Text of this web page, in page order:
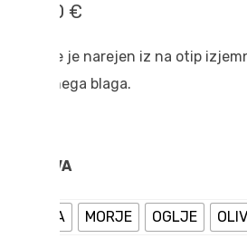
68,00 €
Hoodie je narejen iz na otip
prijetnega blaga.
BARVA
ČRNA MORJE OGLJE